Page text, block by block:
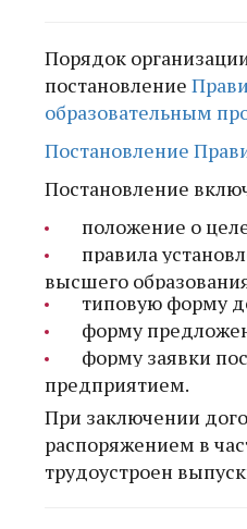
Порядок
постановление
образовательным
Постановление
Постановление
положение о
правила
высшего
типовую форму
форму
форму заявки
предприятием.
При заключении
распоряжением в
трудоустроен